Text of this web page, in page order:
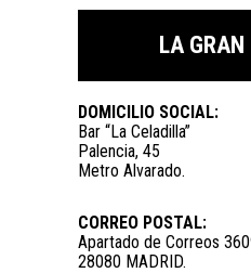
LA
DOMICILIO SOCIAL:
Bar “La Celadilla”
Palencia, 45
Metro Alvarado.
CORREO POSTAL:
Apartado de Correos
28080 MADRID.